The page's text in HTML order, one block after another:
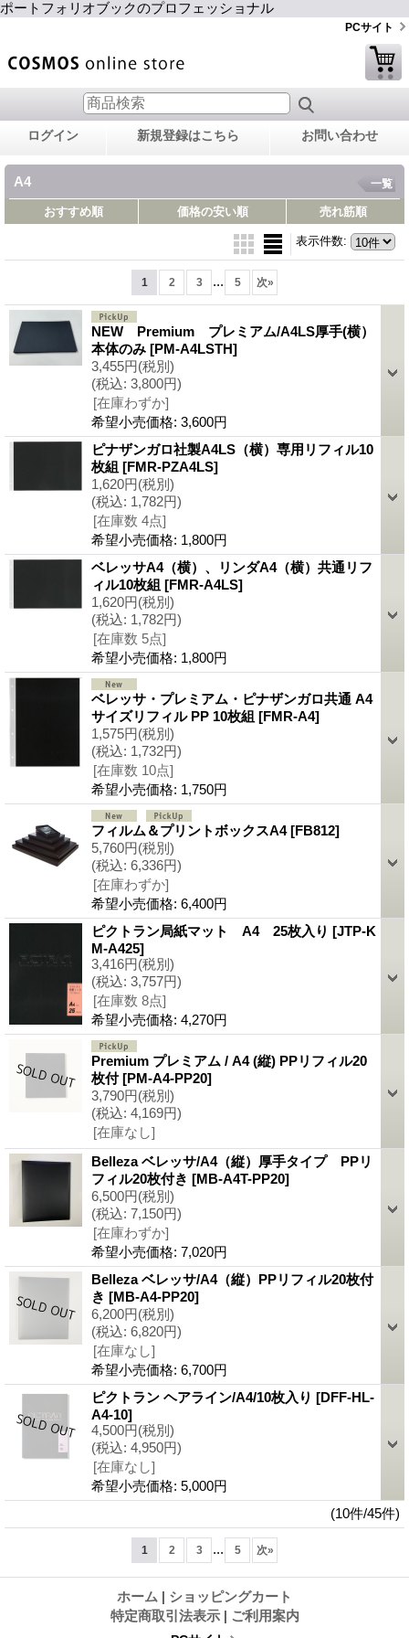
ポートフォリオブックのプロフェッショナル
PCサイト
ログイン 新規登録はこちら お問い合わせ
A4 一覧
おすすめ順 価格の安い順 売れ筋順
表示件数:
1 2 3 ... 5 次»
NEW Premium プレミアム/A4LS厚手(横）
本体のみ [PM-A4LSTH]
3,455円(税別)
(税込: 3,800円)
[在庫わずか]
希望小売価格: 3,600円
ピナザンガロ社製A4LS（横）専用リフィル10
枚組 [FMR-PZA4LS]
1,620円(税別)
(税込: 1,782円)
[在庫数 4点]
希望小売価格: 1,800円
ベレッサA4（横）、リンダA4（横）共通リフ
ィル10枚組 [FMR-A4LS]
1,620円(税別)
(税込: 1,782円)
[在庫数 5点]
希望小売価格: 1,800円
ベレッサ・プレミアム・ピナザンガロ共通 A4
サイズリフィル PP 10枚組 [FMR-A4]
1,575円(税別)
(税込: 1,732円)
[在庫数 10点]
希望小売価格: 1,750円
フィルム＆プリントボックスA4[FB812]
5,760円(税別)
(税込: 6,336円)
[在庫わずか]
希望小売価格: 6,400円
ピクトラン局紙マット A4 25枚入り [JTP-K
M-A425]
3,416円(税別)
(税込: 3,757円)
[在庫数 8点]
希望小売価格: 4,270円
Premium プレミアム / A4 (縦) PPリフィル20
枚付[PM-A4-PP20]
3,790円(税別)
(税込: 4,169円)
[在庫なし]
Belleza ベレッサ/A4（縦）厚手タイプ PPリ
フィル20枚付き [MB-A4T-PP20]
6,500円(税別)
(税込: 7,150円)
[在庫わずか]
希望小売価格: 7,020円
Belleza ベレッサ/A4（縦）PPリフィル20枚付
き [MB-A4-PP20]
6,200円(税別)
(税込: 6,820円)
[在庫なし]
希望小売価格: 6,700円
ピクトラン ヘアライン/A4/10枚入り [DFF-HL-
A4-10]
4,500円(税別)
(税込: 4,950円)
[在庫なし]
希望小売価格: 5,000円
(10件/45件)
1 2 3 ... 5 次»
ホーム | ショッピングカート
特定商取引法表示 | ご利用案内